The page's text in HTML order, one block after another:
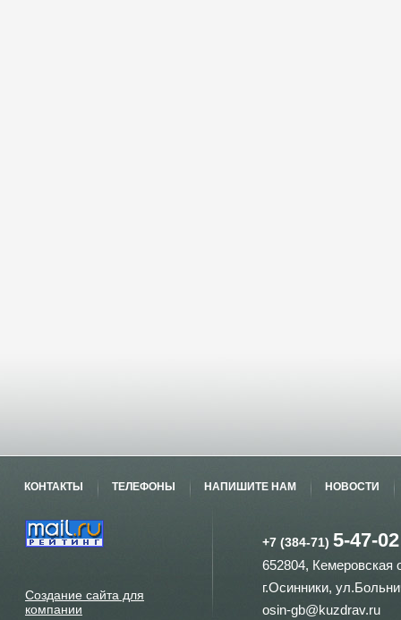
КОНТАКТЫ ТЕЛЕФОНЫ НАПИШИТЕ НАМ НОВОСТИ
Создание сайта для
компании
+7 (384-71) 5-47-02
652804, Кемеровская
г.Осинники,
osin-gb@kuzdrav.ru